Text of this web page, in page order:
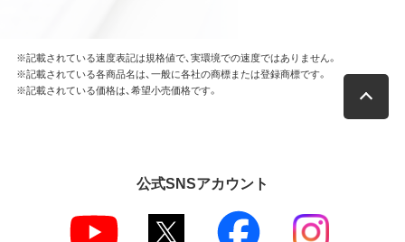
※記載されている速度表記は規格値で、実環境での速度ではありません。
※記載されている各商品名は、一般に各社の商標または登録商標です。
※記載されている価格は、希望小売価格です。
公式SNSアカウント